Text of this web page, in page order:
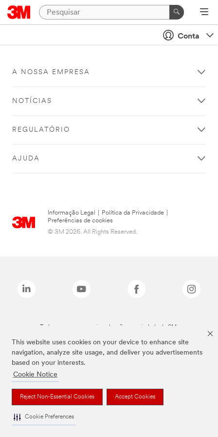
This website uses cookies on your device to enhance site
navigation, analyze site usage, and deliver you advertisements
based on your interests.
Cookie Notice
Reject Non-Essential Cookies Accept Cookies
Cookie Preferences
Conta
A NOSSA EMPRESA
NOTÍCIAS
REGULATÓRIO
AJUDA
Informação Legal Política da Privacidade
Preferências de cookies
© 3M 2026. All Rights Reserved.
Todas as marcas mencionadas são propriedade da 3M.